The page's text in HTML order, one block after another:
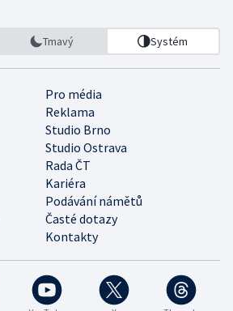
Tmavý Systém
Pro média
Reklama
Studio Brno
Studio Ostrava
Rada ČT
Kariéra
Podávání námětů
Časté dotazy
Kontakty